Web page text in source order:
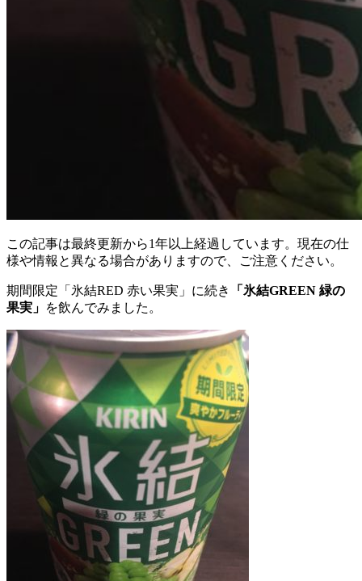
この記事は最終更新から1年以上経過しています。現在の仕
様や情報と異なる場合がありますので、ご注意ください。
期間限定「氷結RED 赤い果実」に続き
「氷結GREEN 緑の
果実」 を飲んでみました。